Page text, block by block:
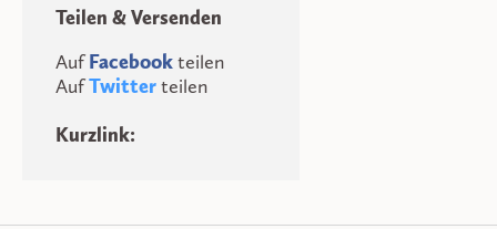
Teilen & Versenden
AufFacebookteilen
AufTwitterteilen
Kurzlink: